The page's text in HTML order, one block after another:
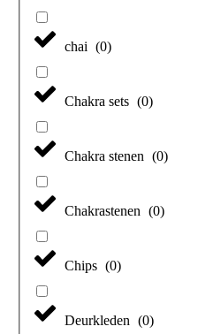
chai (0)
Chakra sets (0)
Chakra stenen (0)
Chakrastenen (0)
Chips (0)
Deurkleden (0)